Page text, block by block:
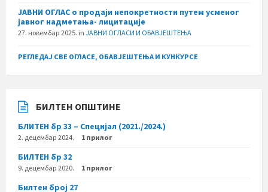
ЈАВНИ ОГЛАС о продаји непокретности путем усменог
јавног надметања- лицитације
27. новембар 2025. in ЈАВНИ ОГЛАСИ И ОБАВЈЕШТЕЊА
РЕГЛЕДАЈ СВЕ ОГЛАСЕ, ОБАВЈЕШТЕЊА И КУНКУРСЕ
БИЛТЕН ОПШТИНЕ
БЛИТЕН бр 33 – Специјал (2021./2024.)
2. децембар 2024. 1 прилог
БИЛТЕН бр 32
9. децембар 2020. 1 прилог
Билтен број 27